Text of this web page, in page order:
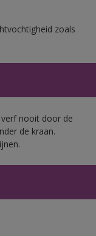
zoals
verf nooit door de
de kraan.